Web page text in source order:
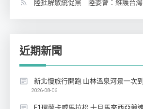
陸批解散統促黨 陸委會：維護台
近期新聞
新北慢旅行開跑 山林溫泉河景一次
2026-08-06